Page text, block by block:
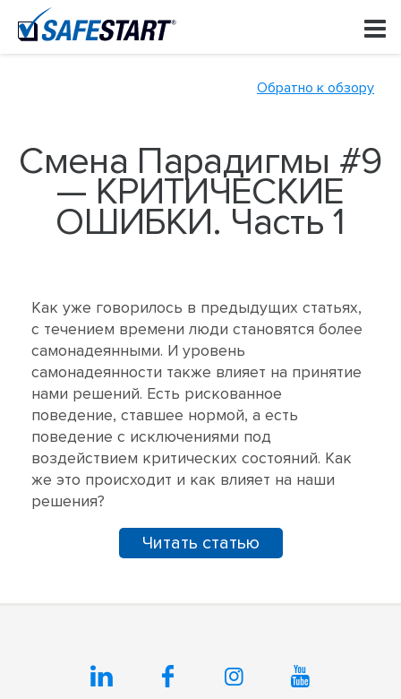
content
Обратно к обзору
Смена Парадигмы #9
— КРИТИЧЕСКИЕ
ОШИБКИ. Часть 1
Как уже говорилось в предыдущих статьях,
с течением времени люди становятся более
самонадеянными. И уровень
самонадеянности также влияет на принятие
нами решений. Есть рискованное
поведение, ставшее нормой, а есть
поведение с исключениями под
воздействием критических состояний. Как
же это происходит и как влияет на наши
решения?
Читать статью